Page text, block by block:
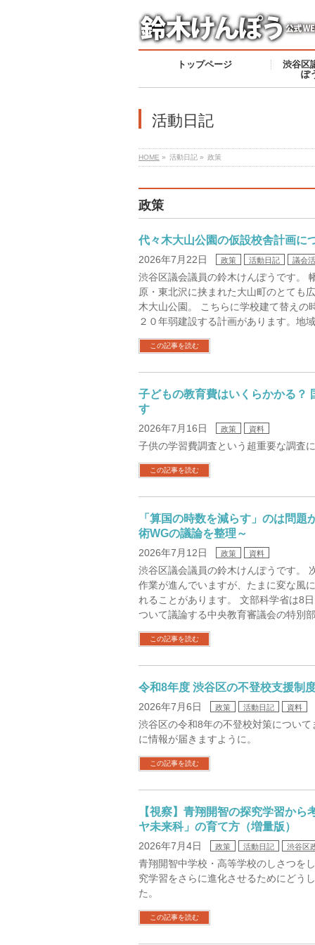
トップページ
渋谷区
ぽ
活動日記
HOME » 活動日記 » 政策
政策
代々木大山公園の仮設校舎計画に
2026年7月22日 政策 活動日記 議会
渋谷区議会議員の鈴木けんぽうです。
原・東北沢に挟まれた大山町のとても
木大山公園。 こちらに学校建て替えの
２０年弱建設する計画があります。地
この記事を読む
子どもの教育費はいくらかかる？
す
2026年7月16日 政策 資料
子供の学習費調査という超重要な調査
この記事を読む
「算国の時数を減らす」のは問題
術WGの議論を整理～
2026年7月12日 政策 資料
渋谷区議会議員の鈴木けんぽうです。
作業が進んでいますが、たまに変な風
れることがあります。 文部科学省は8
ついて議論する中央教育審議会の特別
この記事を読む
令和8年度 渋谷区の不登校支援制
2026年7月6日 政策 活動日記 資料
渋谷区の令和8年の不登校対策につい
に情報が届きますように。
この記事を読む
【視察】青翔開智の探究学習から
ヤ未来科」の育て方（増量版）
2026年7月4日 政策 活動日記 渋谷区
青翔開智中学校・高等学校のしさつを
究学習をさらに進化させるためにどう
た。
この記事を読む